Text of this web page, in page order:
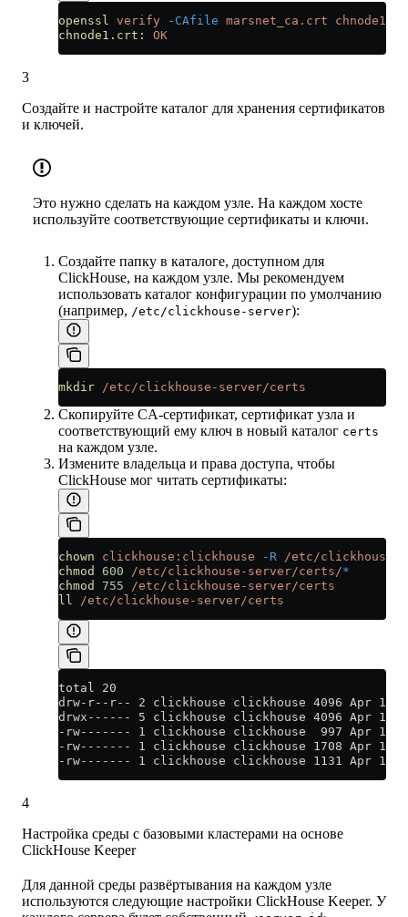
openssl verify -CAfile marsnet_ca.crt
chnode1.crt:
OK
3
Создайте и настройте каталог для хранения сертификатов
и ключей.
Это нужно сделать на каждом узле. На каждом хосте
используйте соответствующие сертификаты и ключи.
Создайте папку в каталоге, доступном для
ClickHouse, на каждом узле. Мы рекомендуем
использовать каталог конфигурации по умолчанию
(например, /etc/clickhouse-server):
mkdir /etc/clickhouse-server/certs
Скопируйте CA‑сертификат, сертификат узла и
соответствующий ему ключ в новый каталог certs
на каждом узле.
Измените владельца и права доступа, чтобы
ClickHouse мог читать сертификаты:
chown clickhouse:clickhouse -R /etc/clickhouse-
chmod
600 /etc/clickhouse-server/certs/*
chmod
755 /etc/clickhouse-server/certs
ll
/etc/clickhouse-server/certs
total 20
drw-r--r-- 2 clickhouse clickhouse 4096 Apr 12
drwx------ 5 clickhouse clickhouse 4096 Apr 12
-rw------- 1 clickhouse clickhouse  997 Apr 12
-rw------- 1 clickhouse clickhouse 1708 Apr 12
-rw------- 1 clickhouse clickhouse 1131 Apr 12
4
Настройка среды с базовыми кластерами на основе
ClickHouse Keeper
Для данной среды развёртывания на каждом узле
используются следующие настройки ClickHouse Keeper. У